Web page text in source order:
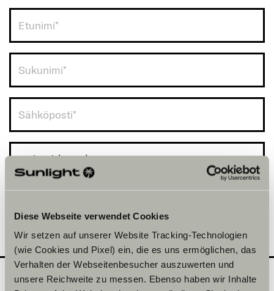
Diese Webseite verwendet Cookies
Wir setzen auf unserer Website Tracking-Technologien
(wie Cookies und Pixel) ein, die es uns ermöglichen, das
Verhalten der Webseitenbesucher auszuwerten und
unsere Reichweite zu messen. Ebenso haben wir Inhalte
Finland (+358)